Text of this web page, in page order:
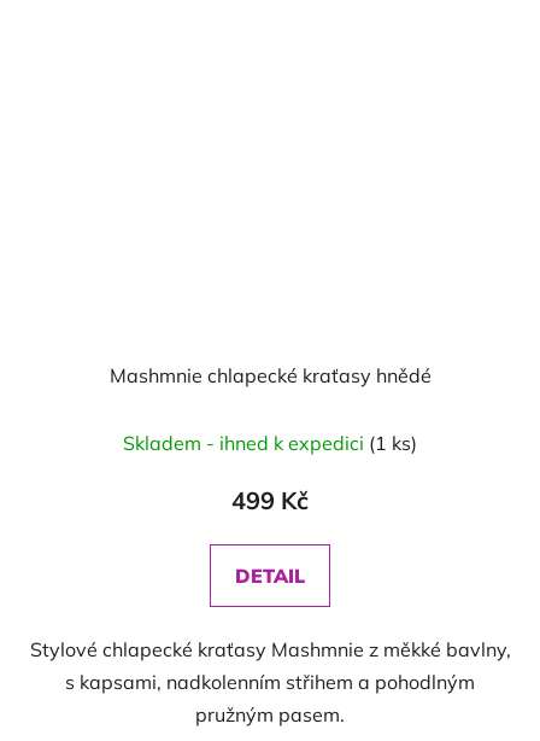
Mashmnie chlapecké kraťasy hnědé
hodnocení
produktu
5,0
z
hvězdiček.
Skladem - ihned k expedici (1 ks)
499 Kč
DETAIL
Stylové chlapecké kraťasy Mashmnie z měkké bavlny,
s kapsami, nadkolenním střihem a pohodlným
pružným pasem.